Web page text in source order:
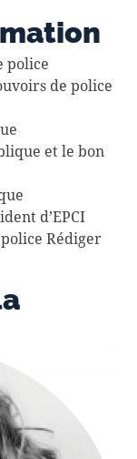
police
de police
et le bon
d’EPCI
Rédiger